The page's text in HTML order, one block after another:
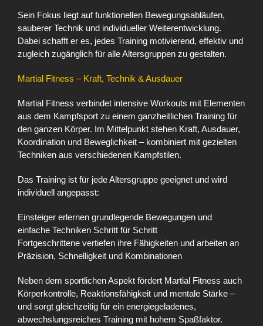
Sein Fokus liegt auf funktionellen Bewegungsabläufen,
sauberer Technik und individueller Weiterentwicklung.
Dabei schafft er es, jedes Training motivierend, effektiv und
zugleich zugänglich für alle Altersgruppen zu gestalten.
Martial Fitness – Kraft, Technik & Ausdauer
Martial Fitness verbindet intensive Workouts mit Elementen
aus dem Kampfsport zu einem ganzheitlichen Training für
den ganzen Körper. Im Mittelpunkt stehen Kraft, Ausdauer,
Koordination und Beweglichkeit – kombiniert mit gezielten
Techniken aus verschiedenen Kampfstilen.
Das Training ist für jede Altersgruppe geeignet und wird
individuell angepasst:
Einsteiger erlernen grundlegende Bewegungen und
einfache Techniken Schritt für Schritt
Fortgeschrittene vertiefen ihre Fähigkeiten und arbeiten an
Präzision, Schnelligkeit und Kombinationen
Neben dem sportlichen Aspekt fördert Martial Fitness auch
Körperkontrolle, Reaktionsfähigkeit und mentale Stärke –
und sorgt gleichzeitig für ein energiegeladenes,
abwechslungsreiches Training mit hohem Spaßfaktor.